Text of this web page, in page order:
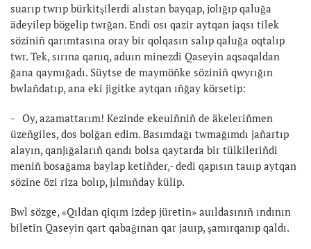
suarıp twrıp bürkitşilerdi alıstan bayqap, jolığıp qaluğa
ädeyilep bögelip twrğan. Endi osı qazir aytqan jaqsı tilek
söziniñ qarımtasına oray bir qolqasın salıp qaluğa oqtalıp
twr. Tek, sırına qanıq, aduın minezdi Qaseyin aqsaqaldan
ğana qaymığadı. Süytse de maymöñke söziniñ qwyrığın
bwlañdatıp, ana eki jigitke aytqan ıñğay körsetip:
- Oy, azamattarım! Kezinde ekeuiñniñ de äkeleriñmen
üzeñgiles, dos bolğan edim. Basımdağı twmağımdı jañartıp
alayın, qanjığalarıñ qandı bolsa qaytarda bir tülkileriñdi
meniñ bosağama baylap ketiñder,- dedi qapısın tauıp aytqan
sözine özi riza bolıp, jılmıñday külip.
Bwl sözge, «Qıldan qiqım izdep jüretin» auıldasınıñ ındının
biletin Qaseyin qart qabağınan qar jauıp, şamırqanıp qaldı.